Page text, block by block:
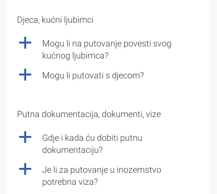
Djeca, kućni ljubimci
a
Mogu li na putovanje povesti svog
kućnog ljubimca?
a Mogu li putovati s djecom?
Putna dokumentacija, dokumenti, vize
a
Gdje i kada ću dobiti putnu
dokumentaciju?
a
Je li za putovanje u inozemstvo
potrebna viza?